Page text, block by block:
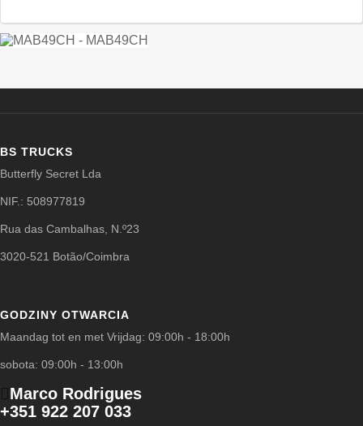
BS TRUCKS
Butterfly Secret Lda
NIF.: 508977819
Rua das Cambalhas, N.º23
3020-521 Botão/Coimbra
GODZINY OTWARCIA
Maandag tot en met Vrijdag: 09:00h - 18:00h
sobota: 09:00h - 13:00h
Marco Rodrigues
+351 922 207 033